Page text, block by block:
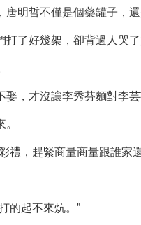
明哲不僅是個藥罐子，還
了好幾架，卻背過人哭了
，才沒讓李秀芬麵對李
禮，趕緊商量商量跟誰家
的起不來炕。”